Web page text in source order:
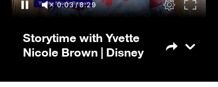
0:03/8:29
Storytime with Yvette
Nicole Brown | Disney